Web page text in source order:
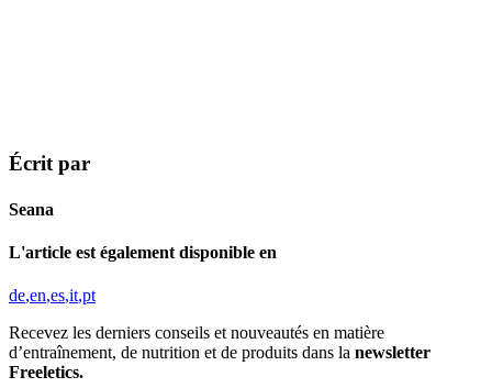
Écrit par
Seana
L'article est également disponible en
de en es it pt
Recevez les derniers conseils et nouveautés en matière
d’entraînement, de nutrition et de produits dans la newsletter
Freeletics.